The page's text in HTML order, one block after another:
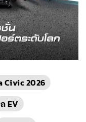
Civic 2026
EV